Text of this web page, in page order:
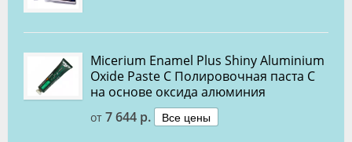
Micerium Enamel Plus Shiny Aluminium
Oxide Paste C Полировочная паста С
на основе оксида алюминия
от 7 644 р. Все цены